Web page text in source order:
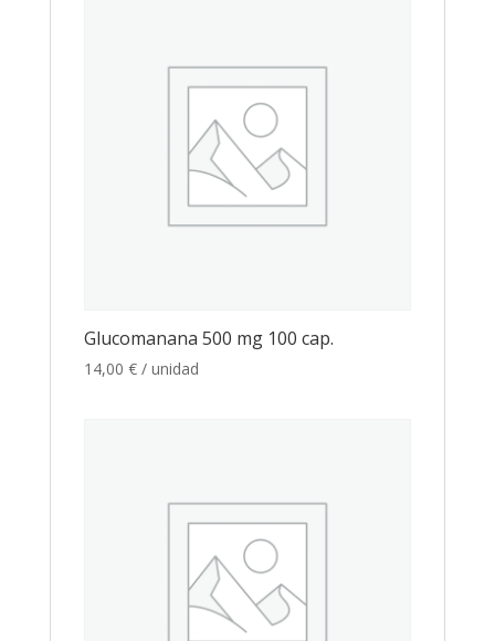
Glucomanana 500 mg 100 cap.
14,00 € / unidad